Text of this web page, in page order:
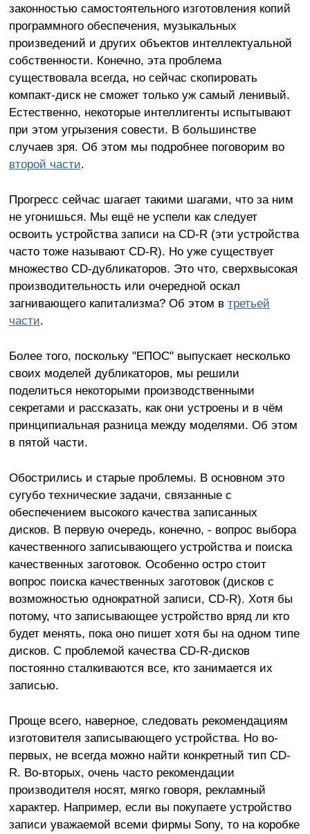
законностью самостоятельного изготовления копий
программного обеспечения, музыкальных
произведений и других объектов интеллектуальной
собственности. Конечно, эта проблема
существовала всегда, но сейчас скопировать
компакт-диск не сможет только уж самый ленивый.
Естественно, некоторые интеллигенты испытывают
при этом угрызения совести. В большинстве
случаев зря. Об этом мы подробнее поговорим во
второй части.
Прогресс сейчас шагает такими шагами, что за ним
не угонишься. Мы ещё не успели как следует
освоить устройства записи на CD-R (эти устройства
часто тоже называют CD-R). Но уже существует
множество CD-дубликаторов. Это что, сверхвысокая
производительность или очередной оскал
загнивающего капитализма? Об этом в третьей
части.
Более того, поскольку "ЕПОС" выпускает несколько
своих моделей дубликаторов, мы решили
поделиться некоторыми производственными
секретами и рассказать, как они устроены и в чём
принципиальная разница между моделями. Об этом
в пятой части.
Обострились и старые проблемы. В основном это
сугубо технические задачи, связанные с
обеспечением высокого качества записанных
дисков. В первую очередь, конечно, - вопрос выбора
качественного записывающего устройства и поиска
качественных заготовок. Особенно остро стоит
вопрос поиска качественных заготовок (дисков с
возможностью однократной записи, CD-R). Хотя бы
потому, что записывающее устройство вряд ли кто
будет менять, пока оно пишет хотя бы на одном типе
дисков. С проблемой качества CD-R-дисков
постоянно сталкиваются все, кто занимается их
записью.
Проще всего, наверное, следовать рекомендациям
изготовителя записывающего устройства. Но во-
первых, не всегда можно найти конкретный тип CD-
R. Во-вторых, очень часто рекомендации
производителя носят, мягко говоря, рекламный
характер. Например, если вы покупаете устройство
записи уважаемой всеми фирмы Sony, то на коробке